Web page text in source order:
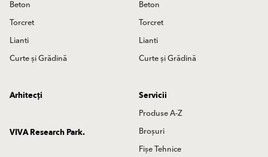
Beton
Torcret
Lianti
Curte și Grădină
Beton
Torcret
Lianti
Curte și Grădină
Arhitecți
Servicii
Produse A-Z
Broșuri
Fișe Tehnice
VIVA Research Park.